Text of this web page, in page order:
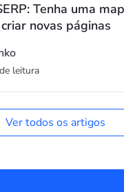
Tenha uma
novas páginas
leitura
Ver todos os artigos